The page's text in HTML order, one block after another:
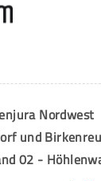
Nordwest
und
02 -